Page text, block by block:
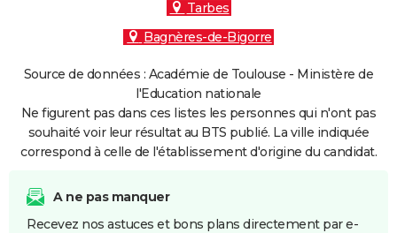
Tarbes
Bagnères-de-Bigorre
Source de données : Académie de Toulouse - Ministère de
l'Education nationale
Ne figurent pas dans ces listes les personnes qui n'ont pas
souhaité voir leur résultat au BTS publié. La ville indiquée
correspond à celle de l'établissement d'origine du candidat.
A ne pas manquer
Recevez nos astuces et bons plans directement par e-